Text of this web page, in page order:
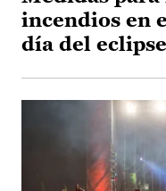
incendios en
día del eclipse